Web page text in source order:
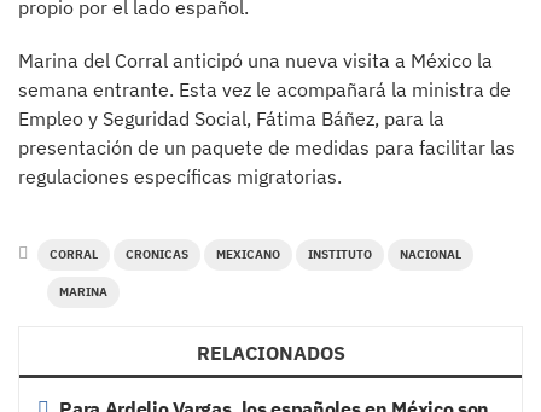
propio por el lado español.
Marina del Corral anticipó una nueva visita a México la
semana entrante. Esta vez le acompañará la ministra de
Empleo y Seguridad Social, Fátima Báñez, para la
presentación de un paquete de medidas para facilitar las
regulaciones específicas migratorias.
CORRAL CRONICAS MEXICANO INSTITUTO NACIONAL
MARINA
RELACIONADOS